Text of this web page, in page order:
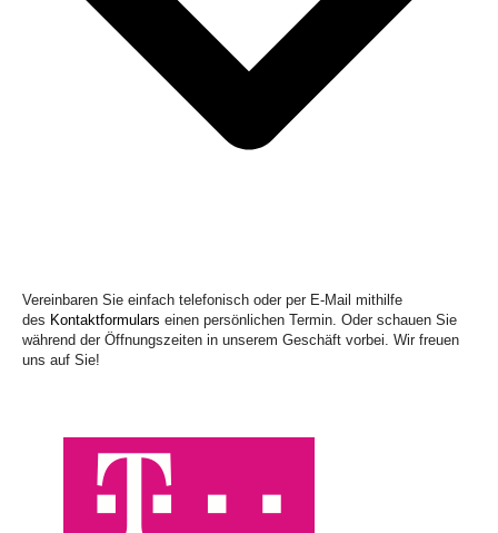
Vereinbaren Sie einfach telefonisch oder per E-Mail mithilfe
des Kontaktformulars einen persönlichen Termin. Oder schauen Sie
während der Öffnungszeiten in unserem Geschäft vorbei. Wir freuen
uns auf Sie!